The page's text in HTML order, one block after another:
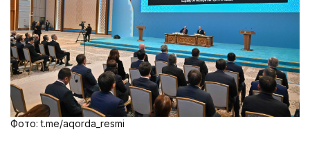
Фото: t.me/aqorda_resmi